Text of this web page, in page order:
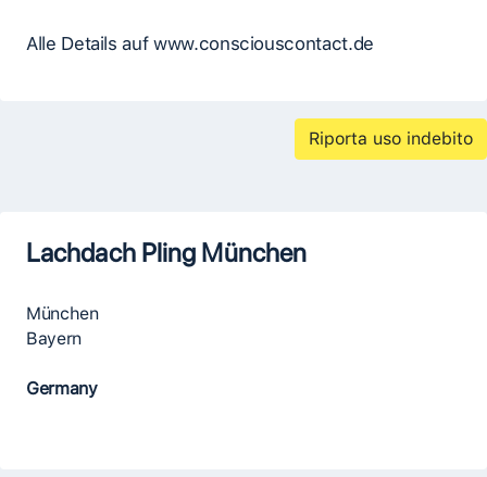
Alle Details auf www.consciouscontact.de
Riporta uso indebito
Lachdach Pling München
München
Bayern
Germany